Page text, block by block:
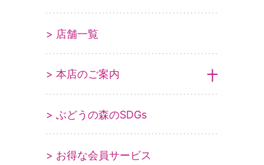
> 店舗一覧
> 本店のご案内
> ぶどうの森のSDGs
> お得な会員サービス